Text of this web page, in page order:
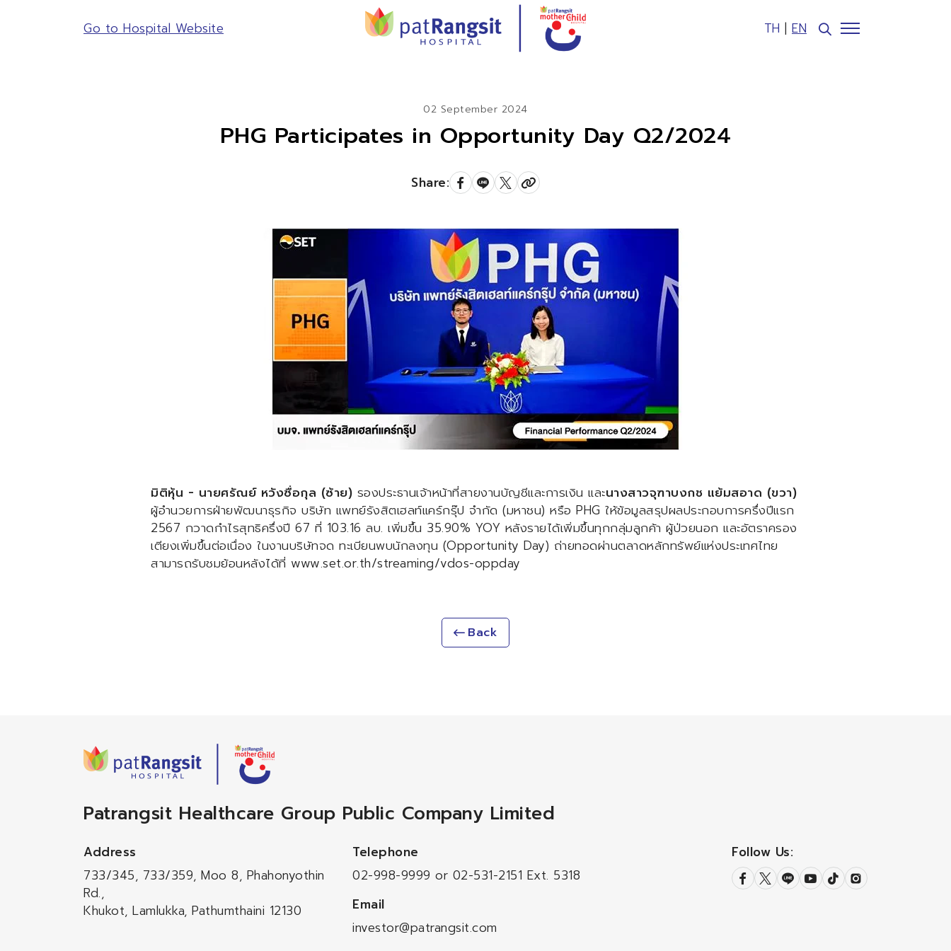
Go to Hospital Website TH | EN
02 September 2024
PHG Participates in Opportunity Day Q2/2024
Share:
มิติหุ้น - นายศรัณย์ หวังซื่อกุล (ซ้าย) รองประธานเจ้าหน้าที่สายงานบัญชีและการเงิน และนางสาวจุฑาบงกช แย้มสอาด (ขวา)
ผู้อำนวยการฝ่ายพัฒนาธุรกิจ บริษัท แพทย์รังสิตเฮลท์แคร์กรุ๊ป จำกัด (มหาชน) หรือ PHG ให้ข้อมูลสรุปผลประกอบการครึ่งปีแรก
2567 กวาดกำไรสุทธิครึ่งปี 67 ที่ 103.16 ลบ. เพิ่มขึ้น 35.90% YOY หลังรายได้เพิ่มขึ้นทุกกลุ่มลูกค้า ผู้ป่วยนอก และอัตราครอง
เตียงเพิ่มขึ้นต่อเนื่อง ในงานบริษัทจด ทะเบียนพบนักลงทุน (Opportunity Day) ถ่ายทอดผ่านตลาดหลักทรัพย์แห่งประเทศไทย
สามารถรับชมย้อนหลังได้ที่ www.set.or.th/streaming/vdos-oppday
Back
Patrangsit Healthcare Group Public Company Limited
Address
733/345, 733/359, Moo 8, Phahonyothin
Rd.,
Khukot, Lamlukka, Pathumthaini 12130
Telephone
02-998-9999 or 02-531-2151 Ext. 5318
Email
investor@patrangsit.com
Follow Us: